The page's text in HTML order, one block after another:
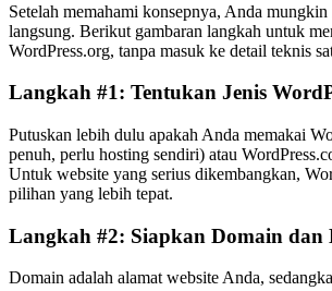
Setelah memahami konsepnya, Anda
langsung. Berikut gambaran langkah untuk
WordPress.org, tanpa masuk ke detail teknis
Langkah #1: Tentukan Jenis
Putuskan lebih dulu apakah Anda memakai
penuh, perlu hosting sendiri) atau
Untuk website yang serius dikembangkan,
pilihan yang lebih tepat.
Langkah #2: Siapkan Domain dan
Domain adalah alamat website Anda,